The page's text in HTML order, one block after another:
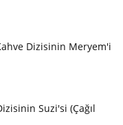
Dizisinin Meryem'i
Suzi'si (Çağıl